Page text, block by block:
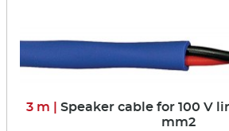
3 m | Speaker cable for 100 V
mm2